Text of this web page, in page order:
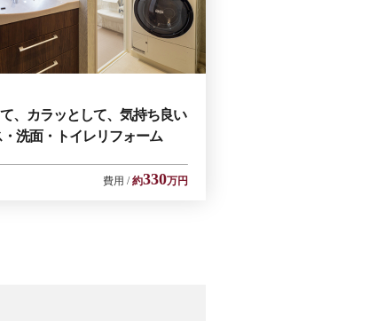
、カラッとして、気持ち良い
・洗面・トイレリフォーム
費用 約330万円